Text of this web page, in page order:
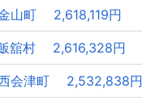
山町 2,618,119円
舘村 2,616,328円
会津町 2,532,838円